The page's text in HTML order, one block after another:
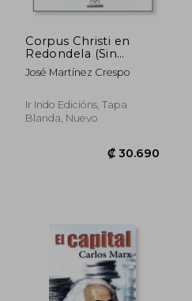
Corpus Christi en
Redondela (Sin
colección) (en
Gallego)
José Martínez Crespo
Ir Indo Edicións, Tapa
Blanda, Nuevo